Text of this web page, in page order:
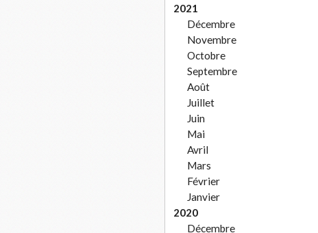
2021
Décembre
Novembre
Octobre
Septembre
Août
Juillet
Juin
Mai
Avril
Mars
Février
Janvier
2020
Décembre